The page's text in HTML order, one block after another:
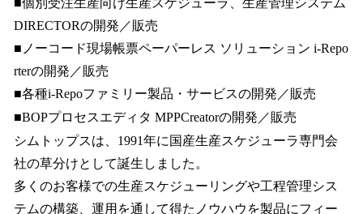
■個別受注生産向け生産スケジューラ、生産管理システム
DIRECTORの開発／販売
■ノーコード現場帳票ペーパーレス ソリューション i-Repo
rterの開発／販売
■各種i-Repoファミリー製品・サービスの開発／販売
■BOPプロセスエディタ MPPCreatorの開発／販売
シムトップスは、1991年に国産生産スケジューラ専門会
社の草分けとして誕生しました。
多くのお客様での生産スケジューリングや工程管理シス
テムの構築、運用を通して得たノウハウを製品にフィー